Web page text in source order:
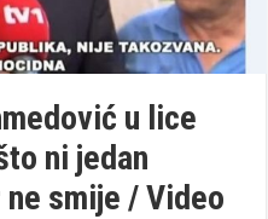
u lice
ni jedan
smije / Video